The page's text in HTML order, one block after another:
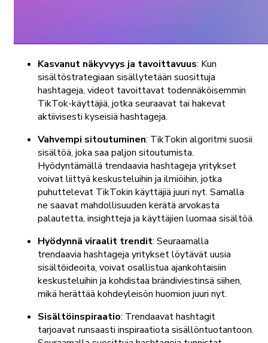
Kasvanut näkyvyys ja tavoittavuus: Kun
sisältöstrategiaan sisällytetään suosittuja
hashtageja, videot tavoittavat todennäköisemmin
TikTok-käyttäjiä, jotka seuraavat tai hakevat
aktiivisesti kyseisiä hashtageja.
Vahvempi sitoutuminen: TikTokin algoritmi suosii
sisältöä, joka saa paljon sitoutumista.
Hyödyntämällä trendaavia hashtageja yritykset
voivat liittyä keskusteluihin ja ilmiöihin, jotka
puhuttelevat TikTokin käyttäjiä juuri nyt. Samalla
ne saavat mahdollisuuden kerätä arvokasta
palautetta, insightteja ja käyttäjien luomaa sisältöä.
Hyödynnä viraalit trendit: Seuraamalla
trendaavia hashtageja yritykset löytävät uusia
sisältöideoita, voivat osallistua ajankohtaisiin
keskusteluihin ja kohdistaa brändiviestinsä siihen,
mikä herättää kohdeyleisön huomion juuri nyt.
Sisältöinspiraatio: Trendaavat hashtagit
tarjoavat runsaasti inspiraatiota sisällöntuotantoon.